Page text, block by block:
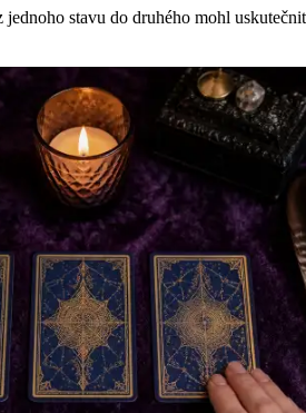
jednoho stavu do druhého mohl